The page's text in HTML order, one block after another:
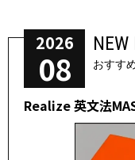
2026
08
NEW
おすす
Realize 英文法